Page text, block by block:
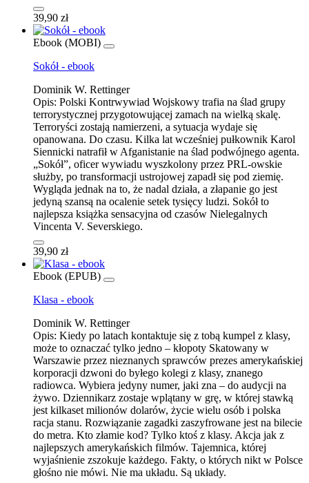
39,90 zł
Ebook (MOBI)
Sokół - ebook
Dominik W. Rettinger
Opis: Polski Kontrwywiad Wojskowy trafia na ślad grupy
terrorystycznej przygotowującej zamach na wielką skalę.
Terroryści zostają namierzeni, a sytuacja wydaje się
opanowana. Do czasu. Kilka lat wcześniej pułkownik Karol
Siennicki natrafił w Afganistanie na ślad podwójnego agenta.
„Sokół”, oficer wywiadu wyszkolony przez PRL-owskie
służby, po transformacji ustrojowej zapadł się pod ziemię.
Wygląda jednak na to, że nadal działa, a złapanie go jest
jedyną szansą na ocalenie setek tysięcy ludzi. Sokół to
najlepsza książka sensacyjna od czasów Nielegalnych
Vincenta V. Severskiego.
39,90 zł
Ebook (EPUB)
Klasa - ebook
Dominik W. Rettinger
Opis: Kiedy po latach kontaktuje się z tobą kumpel z klasy,
może to oznaczać tylko jedno – kłopoty Skatowany w
Warszawie przez nieznanych sprawców prezes amerykańskiej
korporacji dzwoni do byłego kolegi z klasy, znanego
radiowca. Wybiera jedyny numer, jaki zna – do audycji na
żywo. Dziennikarz zostaje wplątany w grę, w której stawką
jest kilkaset milionów dolarów, życie wielu osób i polska
racja stanu. Rozwiązanie zagadki zaszyfrowane jest na bilecie
do metra. Kto złamie kod? Tylko ktoś z klasy. Akcja jak z
najlepszych amerykańskich filmów. Tajemnica, której
wyjaśnienie zszokuje każdego. Fakty, o których nikt w Polsce
głośno nie mówi. Nie ma układu. Są układy.